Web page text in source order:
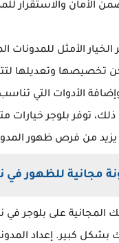
الأمان والاستقرار
الخيار الأمثل
تخصيصها وتعديلها
الأدوات التي
توفر بلوجر خيارات
مجانية للظهور في
بشكل كبير. إعداد